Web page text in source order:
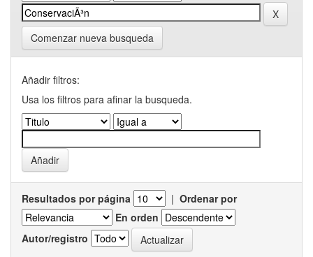
Comenzar nueva busqueda
Añadir filtros:
Usa los filtros para afinar la busqueda.
Resultados por página | Ordenar por
En orden
Autor/registro